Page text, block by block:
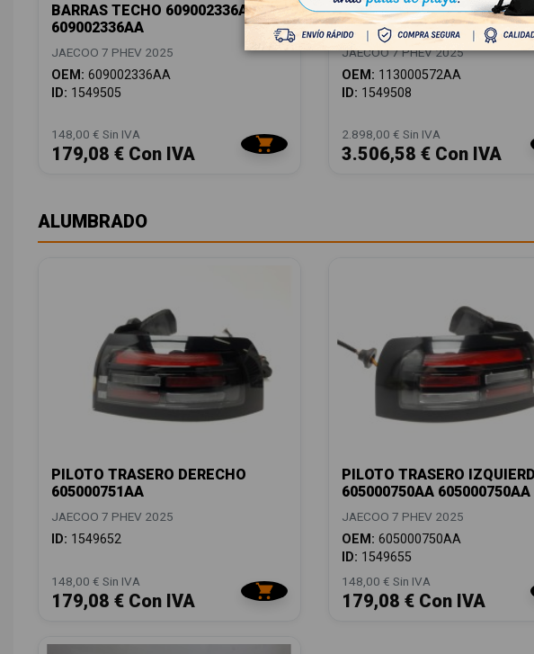
BARRAS TECHO 609002336AA
609002336AA
JAECOO 7 PHEV 2025
OEM: 609002336AA
ID: 1549505
148,00 € Sin IVA
179,08 € Con IVA
BATERIA 113000572AA
113000572AA
JAECOO 7 PHEV 2025
OEM: 113000572AA
ID: 1549508
2.898,00 € Sin IVA
3.506,58 € Con IVA
ALUMBRADO
PILOTO TRASERO DERECHO
605000751AA
JAECOO 7 PHEV 2025
ID: 1549652
148,00 € Sin IVA
179,08 € Con IVA
PILOTO TRASERO
605000750AA 605000750AA
JAECOO 7 PHEV 2025
OEM: 605000750AA
ID: 1549655
148,00 € Sin IVA
179,08 € Con IVA